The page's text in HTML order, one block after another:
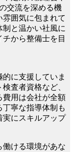
交流を深める機
囲気に包まれて
と温かい社風に
から整備士を目
に支援していま
査者資格など、
費用は会社が全額
寧な指導体制も
実にスキルアップ
ける環境があな